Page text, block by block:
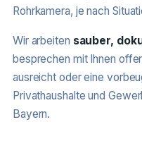
Rohrkamera, je nach
Wir arbeiten sauber,
besprechen mit Ihnen
ausreicht oder eine
Privathaushalte und
Bayern.